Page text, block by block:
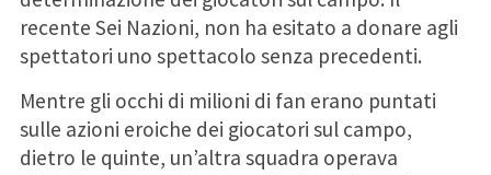
recente Sei Nazioni, non ha esitato a donare agli
spettatori uno spettacolo senza precedenti.
Mentre gli occhi di milioni di fan erano puntati
sulle azioni eroiche dei giocatori sul campo,
dietro le quinte, un’altra squadra operava